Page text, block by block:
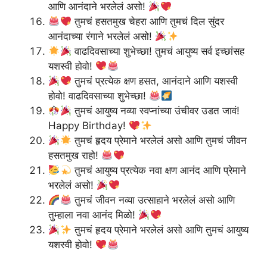
आणि आनंदाने भरलेलं असो!
तुमचं हसतमुख चेहरा आणि तुमचं दिल सुंदर
आनंदाच्या रंगाने भरलेलं असो!
वाढदिवसाच्या शुभेच्छा! तुमचं आयुष्य सर्व इच्छांसह
यशस्वी होवो!
तुमचं प्रत्येक क्षण हसत, आनंदाने आणि यशस्वी
होवो! वाढदिवसाच्या शुभेच्छा!
तुमचं आयुष्य नव्या स्वप्नांच्या उंचीवर उडत जावं!
Happy Birthday!
तुमचं हृदय प्रेमाने भरलेलं असो आणि तुमचं जीवन
हसतमुख राहो!
तुमचं आयुष्य प्रत्येक नवा क्षण आनंद आणि प्रेमाने
भरलेलं असो!
तुमचं जीवन नव्या उत्साहाने भरलेलं असो आणि
तुम्हाला नवा आनंद मिळो!
तुमचं हृदय प्रेमाने भरलेलं असो आणि तुमचं आयुष्य
यशस्वी होवो!